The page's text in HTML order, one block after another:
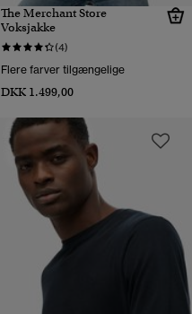
The Merchant Store
Voksjakke
(4)
Flere farver tilgængelige
DKK 1.499,00